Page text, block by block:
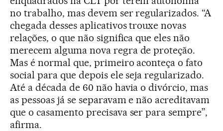
no trabalho, mas devem ser regularizados. “A
chegada desses aplicativos trouxe novas
relações, o que não significa que eles não
merecem alguma nova regra de proteção.
Mas é normal que, primeiro aconteça o fato
social para que depois ele seja regularizado.
Até a década de 60 não havia o divórcio, mas
as pessoas já se separavam e não acreditavam
que o casamento precisava ser para sempre”,
afirma.